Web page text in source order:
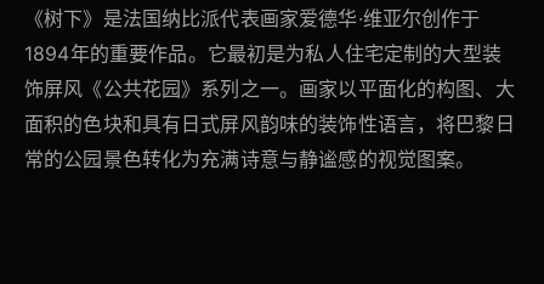
《树下》是法国纳比派代表画家爱德华·维亚尔创作于
1894年的重要作品。它最初是为私人住宅定制的大型装
饰屏风《公共花园》系列之一。画家以平面化的构图、大
面积的色块和具有日式屏风韵味的装饰性语言，将巴黎日
常的公园景色转化为充满诗意与静谧感的视觉图案。